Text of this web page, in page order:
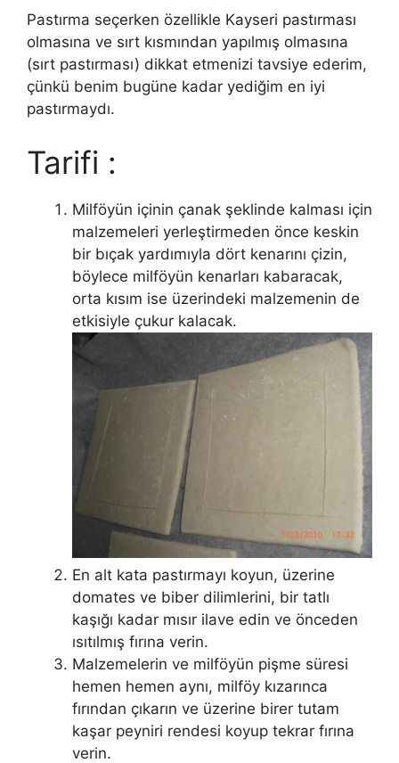
Pastırma seçerken özellikle Kayseri pastırması
olmasına ve sırt kısmından yapılmış olmasına
(sırt pastırması) dikkat etmenizi tavsiye ederim,
çünkü benim bugüne kadar yediğim en iyi
pastırmaydı.
Tarifi :
Milföyün içinin çanak şeklinde kalması için
malzemeleri yerleştirmeden önce keskin
bir bıçak yardımıyla dört kenarını çizin,
böylece milföyün kenarları kabaracak,
orta kısım ise üzerindeki malzemenin de
etkisiyle çukur kalacak.
En alt kata pastırmayı koyun, üzerine
domates ve biber dilimlerini, bir tatlı
kaşığı kadar mısır ilave edin ve önceden
ısıtılmış fırına verin.
Malzemelerin ve milföyün pişme süresi
hemen hemen aynı, milföy kızarınca
fırından çıkarın ve üzerine birer tutam
kaşar peyniri rendesi koyup tekrar fırına
verin.